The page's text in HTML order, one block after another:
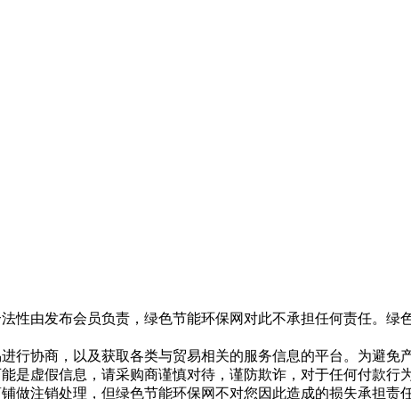
性由发布会员负责，绿色节能环保网对此不承担任何责任。
行协商，以及获取各类与贸易相关的服务信息的平台。为避
是虚假信息，请采购商谨慎对待，谨防欺诈，对于任何付款
做注销处理，但绿色节能环保网不对您因此造成的损失承担责任